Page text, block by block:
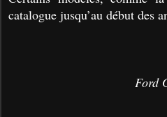
catalogue jusqu’au début des
Ford